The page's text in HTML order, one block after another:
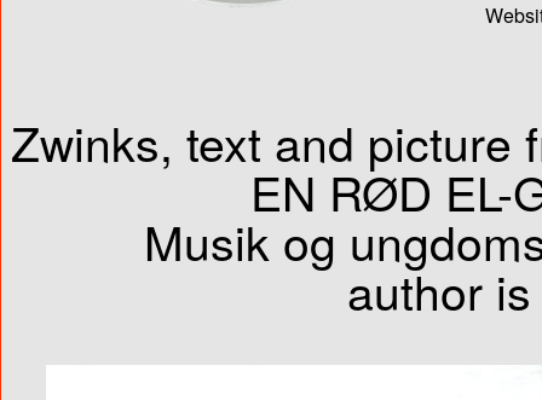
Zwinks, text and picture
EN RØD EL-
Musik og
author